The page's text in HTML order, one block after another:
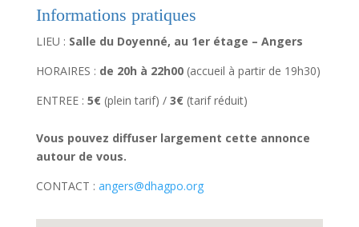
Informations pratiques
LIEU : Salle du Doyenné, au 1er étage – Angers
HORAIRES : de 20h à 22h00(accueil à partir de 19h30)
ENTREE : 5€(plein tarif) /3€(tarif réduit)
Vous pouvez diffuser largement cette annonce
autour de vous.
CONTACT : angers@dhagpo.org